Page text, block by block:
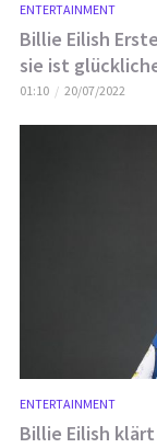
ENTERTAINMENT
Billie Eilish
sie ist
01:10 20/07/2022
ENTERTAINMENT
Billie Eilish